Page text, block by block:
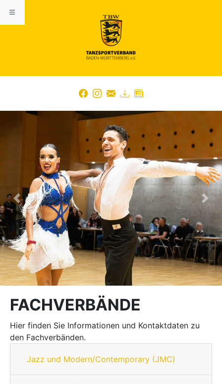
Previous Next
FACHVERBÄNDE
Hier finden Sie Informationen und Kontaktdaten zu
den Fachverbänden.
Jazz und Modern/Contemporary (JMC)